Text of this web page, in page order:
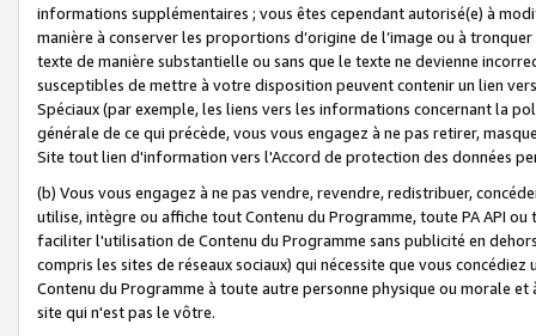
informations supplémentaires ; vous êtes cependant autorisé(e) à
manière à conserver les proportions d’origine de l’image ou à
texte de manière substantielle ou sans que le texte ne devienne
susceptibles de mettre à votre disposition peuvent contenir un lien
Spéciaux (par exemple, les liens vers les informations concernant la
générale de ce qui précède, vous vous engagez à ne pas retirer,
Site tout lien d'information vers l'Accord de protection des données
(b) Vous vous engagez à ne pas vendre, revendre, redistribuer,
utilise, intègre ou affiche tout Contenu du Programme, toute PA API
faciliter l'utilisation de Contenu du Programme sans publicité en
compris les sites de réseaux sociaux) qui nécessite que vous
Contenu du Programme à toute autre personne physique ou morale
site qui n'est pas le vôtre.